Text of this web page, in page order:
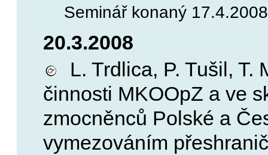
Seminář konaný
20.3.2008
L. Trdlica, P. Tušil, T.
činnosti MKOOpZ a ve
zmocněnců Polské a
vymezováním